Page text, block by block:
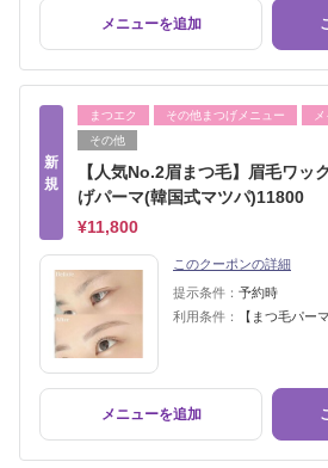
メニューを追加
新
規
まつエク その他まつげメニュー
その他
【人気No.2眉まつ毛】眉毛ワッ
げパーマ(韓国式マツパ)11800
¥11,800
このクーポンの詳細
提示条件： 予約時
利用条件：
【まつ毛パー
メニューを追加